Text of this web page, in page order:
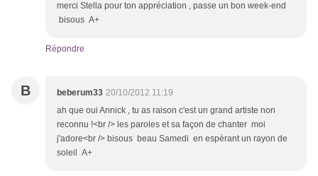
merci Stella pour ton appréciation , passe un bon week-end
bisous A+
Répondre
B beberum33 20/10/2012 11:19
ah que oui Annick , tu as raison c'est un grand artiste non
reconnu !<br /> les paroles et sa façon de chanter moi
j'adore<br /> bisous beau Samedi en espèrant un rayon de
soleil A+